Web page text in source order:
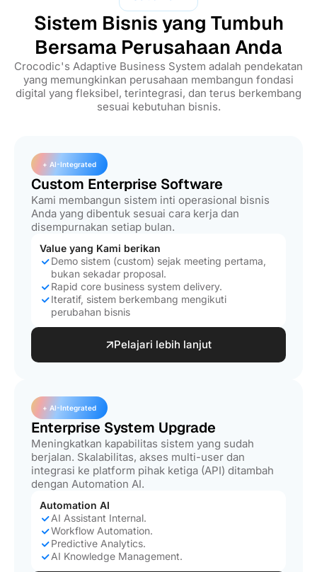
Sistem Bisnis yang Tumbuh
Bersama Perusahaan Anda
Crocodic's Adaptive Business System adalah pendekatan
yang memungkinkan perusahaan membangun fondasi
digital yang fleksibel, terintegrasi, dan terus berkembang
sesuai kebutuhan bisnis.
+ AI-Integrated
Custom Enterprise Software
Kami membangun sistem inti operasional bisnis
Anda yang dibentuk sesuai cara kerja dan
disempurnakan setiap bulan.
Value yang Kami berikan
Demo sistem (custom) sejak meeting pertama,
bukan sekadar proposal.
Rapid core business system delivery.
Iteratif, sistem berkembang mengikuti
perubahan bisnis
Pelajari lebih lanjut
+ AI-Integrated
Enterprise System Upgrade
Meningkatkan kapabilitas sistem yang sudah
berjalan. Skalabilitas, akses multi-user dan
integrasi ke platform pihak ketiga (API) ditambah
dengan Automation AI.
Automation AI
AI Assistant Internal.
Workflow Automation.
Predictive Analytics.
AI Knowledge Management.